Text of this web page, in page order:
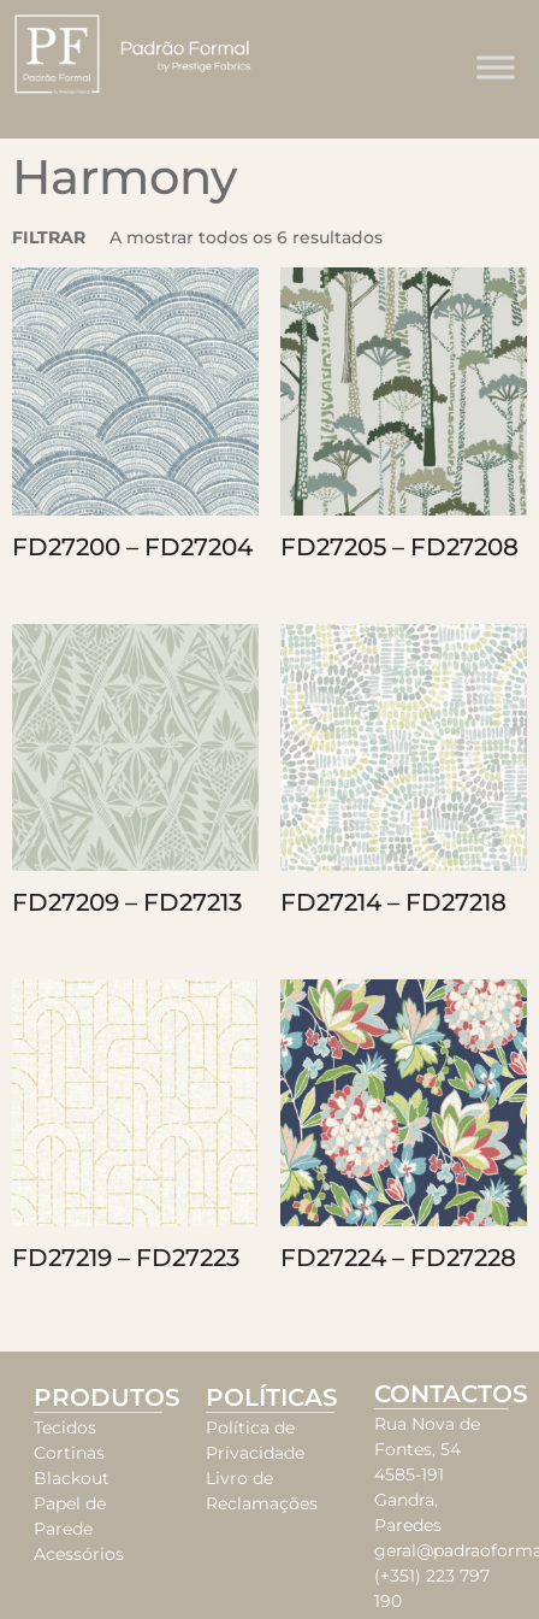
Harmony
FILTRAR A mostrar todos os 6 resultados
FD27200 – FD27204 FD27205 – FD27208
FD27209 – FD27213 FD27214 – FD27218
FD27219 – FD27223 FD27224 – FD27228
PRODUTOS
Tecidos
Cortinas
Blackout
Papel de
Parede
Acessórios
POLÍTICAS
Política de
Privacidade
Livro de
Reclamações
CONTACTOS
Rua Nova de
Fontes, 54
4585-191
Gandra,
Paredes
(+351) 223 797
190